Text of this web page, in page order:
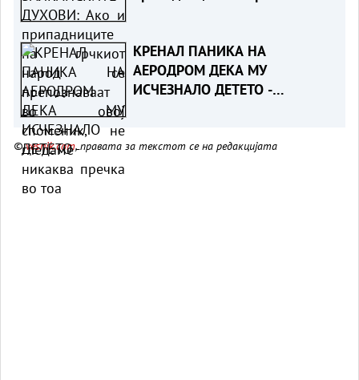
никаква пречка во тоа
КРЕНАЛ ПАНИКА НА
АЕРОДРОМ ДЕКА МУ
ИСЧЕЗНАЛО ДЕТЕТО -
©vesnik.com, правата за текстот се на редакцијата